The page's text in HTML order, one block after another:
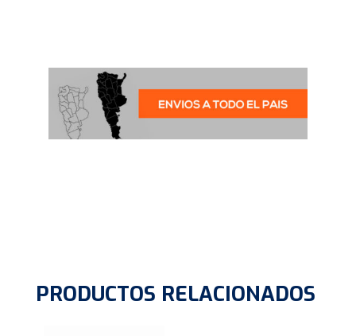
PRODUCTOS RELACIONADOS